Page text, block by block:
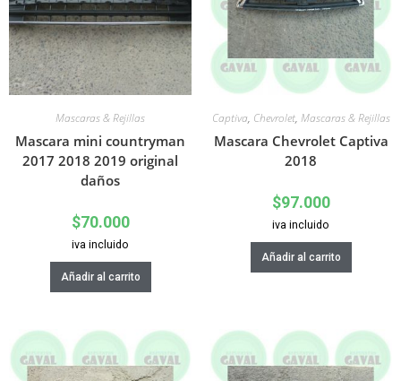
Mascaras & Rejillas
Mascara mini countryman
2017 2018 2019 original
daños
$70.000
iva incluido
Añadir al carrito
Captiva, Chevrolet, Mascaras & Rejillas
Mascara Chevrolet Captiva
2018
$97.000
iva incluido
Añadir al carrito